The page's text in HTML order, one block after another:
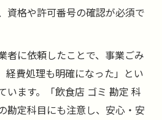
資格や許可番号の確認が必須で
者に依頼したことで、事業ごみ
経費処理も明確になった」とい
います。「飲食店 ゴミ 勘定 科
勘定科目にも注意し、安心・安